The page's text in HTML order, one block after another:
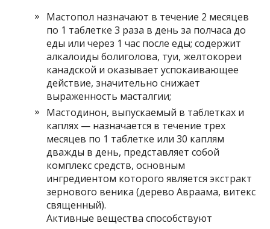
Мастопол назначают в течение 2 месяцев
по 1 таблетке 3 раза в день за полчаса до
еды или через 1 час после еды; содержит
алкалоиды болиголова, туи, желтокореи
канадской и оказывает успокаивающее
действие, значительно снижает
выраженность масталгии;
Мастодинон, выпускаемый в таблетках и
каплях — назначается в течение трех
месяцев по 1 таблетке или 30 каплям
дважды в день, представляет собой
комплекс средств, основным
ингредиентом которого является экстракт
зернового веника (дерево Авраама, витекс
священный).
Активные вещества способствуют